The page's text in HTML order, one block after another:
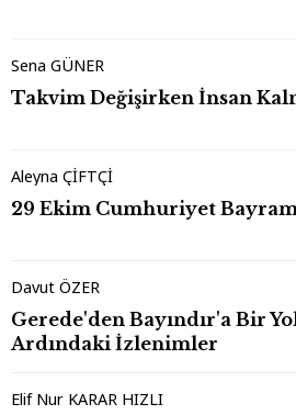
Sena GÜNER
Takvim Değişirken İnsan
Aleyna ÇİFTÇİ
29 Ekim Cumhuriyet
Davut ÖZER
Gerede'den Bayındır'a Bir
Ardındaki İzlenimler
Elif Nur KARAR HIZLI